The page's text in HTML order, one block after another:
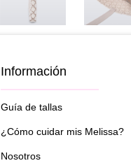
Información
Guía de tallas
¿Cómo cuidar mis Melissa?
Nosotros